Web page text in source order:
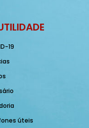
19
úteis